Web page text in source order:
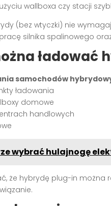
wallboxa czy stacji
(bez wtyczki) nie
silnika spalinowego
ładować
samochodów
ładowania
domowe
handlowych
wybrać hulajnogę
że hybrydę plug-in można